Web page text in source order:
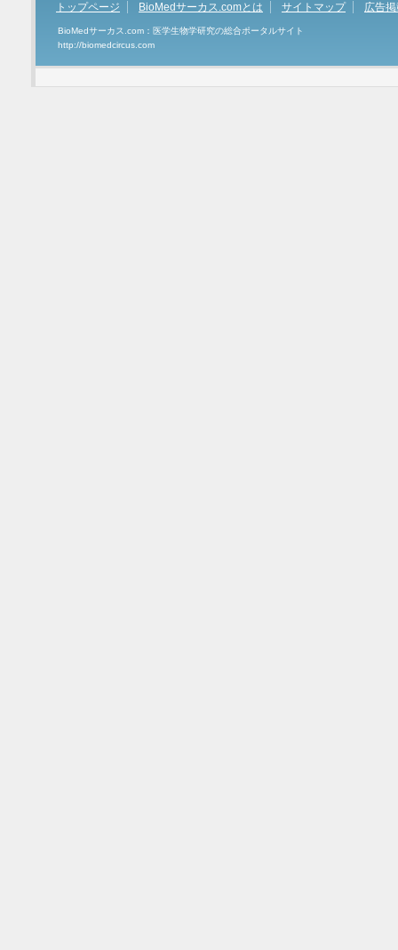
トップページ BioMedサーカス.comとは サイトマップ 広告
BioMedサーカス.com：医学生物学研究の総合ポータルサイト
http://biomedcircus.com